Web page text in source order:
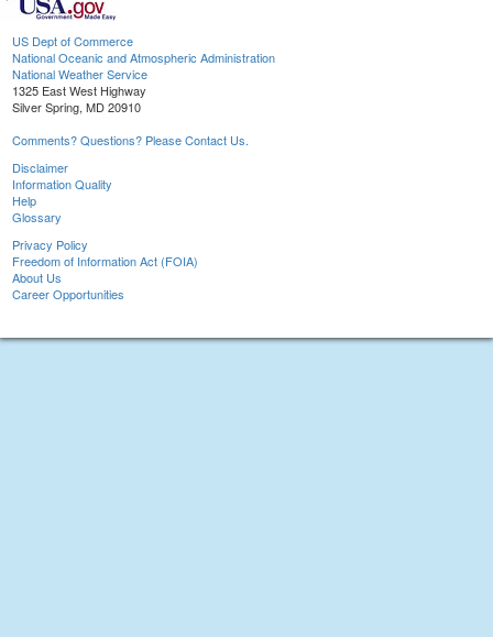
US Dept of Commerce
National Oceanic and Atmospheric Administration
National Weather Service
1325 East West Highway
Silver Spring, MD 20910
Comments? Questions? Please Contact Us.
Disclaimer
Information Quality
Help
Glossary
Privacy Policy
Freedom of Information Act (FOIA)
About Us
Career Opportunities